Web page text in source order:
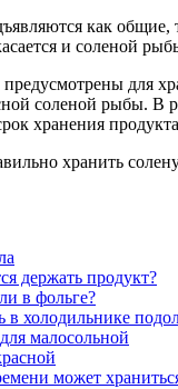
как общие,
и соленой
для
соленой рыбы. В
хранения
хранить
держать продукт?
в фольге?
в холодильнике
малосольной
может